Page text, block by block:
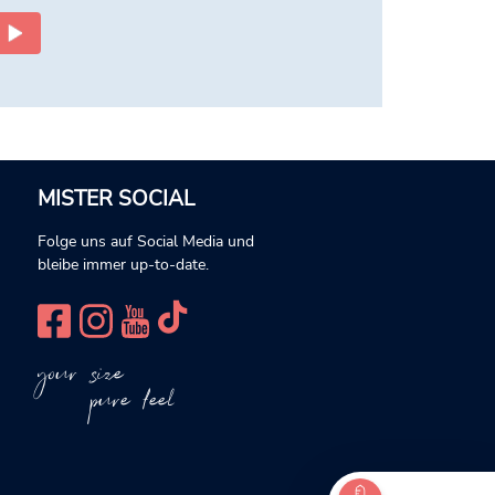
MISTER SOCIAL
Folge uns auf Social Media und
bleibe immer up-to-date.
your size
pure feel